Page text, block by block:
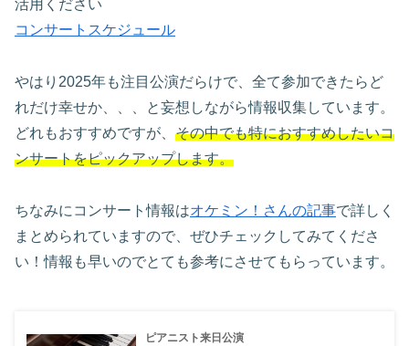
活用ください
コンサートスケジュール
やはり2025年も注目公演だらけで、全て参加できたらど
れだけ幸せか、、、と妄想しながら情報収集しています。
どれもおすすめですが、 その中でも特におすすめしたいコ
ンサートをピックアップします。
ちなみにコンサート情報はオケミン！さんの記事で詳しく
まとめられていますので、ぜひチェックしてみてくださ
い！情報も早いのでとても参考にさせてもらっています。
ピアニスト来日公演